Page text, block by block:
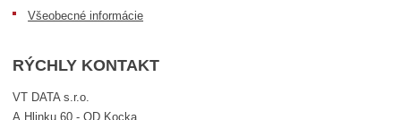
Všeobecné informácie
RÝCHLY KONTAKT
VT DATA s.r.o.
A.Hlinku 60 - OD Kocka